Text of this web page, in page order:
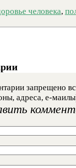
человека,
запрещено
адреса, е-